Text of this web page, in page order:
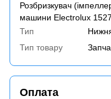
Розбризкувач
машини Electrolux
Тип
Тип товару
Оплата